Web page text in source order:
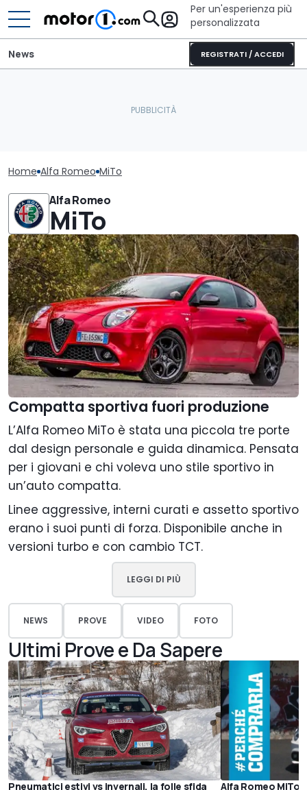
Per un'esperienza più
personalizzata
REGISTRATI / ACCEDI
News
Home Alfa Romeo MiTo
Alfa Romeo
MiTo
Compatta sportiva fuori produzione
L’Alfa Romeo MiTo è stata una piccola tre porte
dal design personale e guida dinamica. Pensata
per i giovani e chi voleva uno stile sportivo in
un’auto compatta.
Linee aggressive, interni curati e assetto sportivo
erano i suoi punti di forza. Disponibile anche in
versioni turbo e con cambio TCT.
LEGGI DI PIÙ
NEWS PROVE VIDEO FOTO
Ultimi Prove e Da Sapere
Pneumatici estivi vs invernali, la folle sfida
Alfa Romeo